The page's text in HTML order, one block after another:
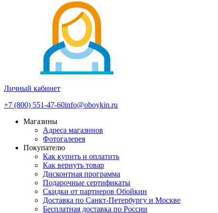
Личный кабинет
+7 (800) 551-47-60info@oboykin.ru
Магазины
Адреса магазинов
Фотогалерея
Покупателю
Как купить и оплатить
Как вернуть товар
Дисконтная программа
Подарочные сертификаты
Скидки от партнеров Обойкин
Доставка по Санкт-Петербургу и Москве
Бесплатная доставка по России